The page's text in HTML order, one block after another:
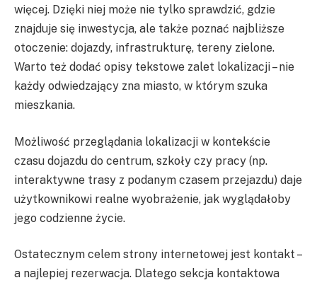
więcej. Dzięki niej może nie tylko sprawdzić, gdzie
znajduje się inwestycja, ale także poznać najbliższe
otoczenie: dojazdy, infrastrukturę, tereny zielone.
Warto też dodać opisy tekstowe zalet lokalizacji – nie
każdy odwiedzający zna miasto, w którym szuka
mieszkania.
Możliwość przeglądania lokalizacji w kontekście
czasu dojazdu do centrum, szkoły czy pracy (np.
interaktywne trasy z podanym czasem przejazdu) daje
użytkownikowi realne wyobrażenie, jak wyglądałoby
jego codzienne życie.
Ostatecznym celem strony internetowej jest kontakt –
a najlepiej rezerwacja. Dlatego sekcja kontaktowa